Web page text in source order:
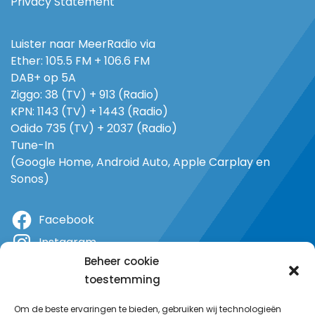
Beheer cookie
toestemming
Om de beste ervaringen te bieden, gebruiken wij technologieën
Luister naar MeerRadio via
Ether: 105.5 FM + 106.6 FM
DAB+ op 5A
Ziggo: 38 (TV) + 913 (Radio)
KPN: 1143 (TV) + 1443 (Radio)
Odido 735 (TV) + 2037 (Radio)
Tune-In
(Google Home, Android Auto, Apple Carplay en
Sonos)
Facebook
Instagram
YouTube